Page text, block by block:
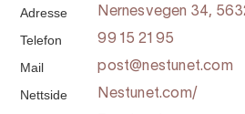
Adresse Nernesvegen 34,
Telefon 99 15 21 95
Mail post@nestunet.com
Nettside Nestunet.com/